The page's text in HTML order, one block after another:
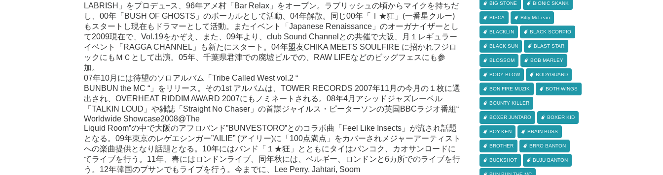
LABRISH」をプロデュ−ス、96年アメ村「Bar Relax」をオープン。ラブリッシュの頃からマイクを持ちだ
し、00年「BUSH OF GHOSTS」のボーカルとして活動、04年解散。同じ00年「Ⅰ★狂」(一番星クルー)
もスタートし現在もドラマーとして活動。またイベント「Japanese Renaissance」のオーガナイザーとし
て2009現在で、Vol.19をかぞえ、また、09年より、club Sound Channelとの共催で大阪、月１レギュラー
イベント「RAGGA CHANNEL」も新たにスタート。04年盟友CHIKA MEETS SOULFIRE に招かれフジロ
ックにもＭＣとして出演。05年、千葉県君津での廃墟ビルでの、RAW LIFEなどのビッグフェスにも参
加。
07年10月には待望のソロアルバム「Tribe Called West vol.2 “
BUNBUN the MC “」をリリース。その1st アルバムは、TOWER RECORDS 2007年11月の今月の１枚に選
出され、OVERHEAT RIDDIM AWARD 2007にもノミネートされる。08年4月アシッドジャズレーベル
「TALKIN LOUD」や雑誌「Straight No Chaser」の首謀ジャイルス・ピーターソンの英国BBCラジオ番組“
Worldwide Showcase2008@The
Liquid Room”の中で大阪のアフロバンド”BUNVESTORO”とのコラボ曲「Feel Like Insects」が流され話題
となる。09年東京のレゲエシンガー”AILIE” (アイリー)に「100点満点」をカバーされメジャーアーティスト
への楽曲提供となり話題となる。10年にはバンド「１★狂」とともにタイはバンコク、カオサンロードに
てライブを行う。11年、春にはロンドンライブ、同年秋には、ベルギー、ロンドンと6カ所でのライブを行
う。12年韓国のプサンでもライブを行う。今までに、Lee Perry, Jahtari, Soom
BIG STONE BIONIC SKANK
BISCA Bitty McLean
BLACKLIN BLACK SCORPIO
BLACK SUN BLAST STAR
BLOSSOM BOB MARLEY
BODY BLOW BODYGUARD
BON FIRE MUZIK BOTH WINGS
BOUNTY KILLER
BOXER JUNTARO BOXER KID
BOY-KEN BRAIN BUSS
BROTHER BRRO BANTON
BUCKSHOT BUJU BANTON